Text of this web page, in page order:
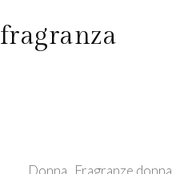
Donna Fragranze donna